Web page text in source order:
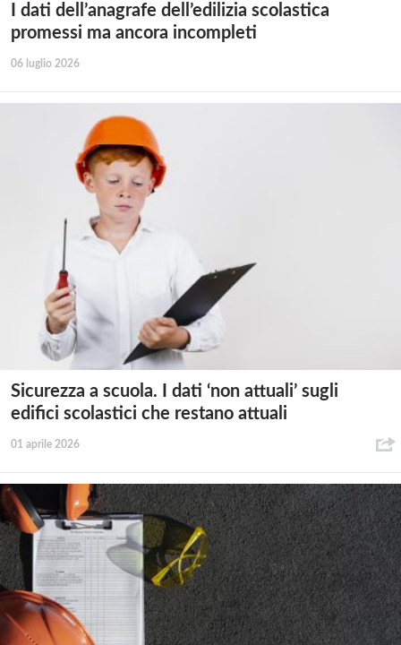
I dati dell’anagrafe dell’edilizia scolastica
promessi ma ancora incompleti
06 luglio 2026
Sicurezza a scuola. I dati ‘non attuali’ sugli
edifici scolastici che restano attuali
01 aprile 2026